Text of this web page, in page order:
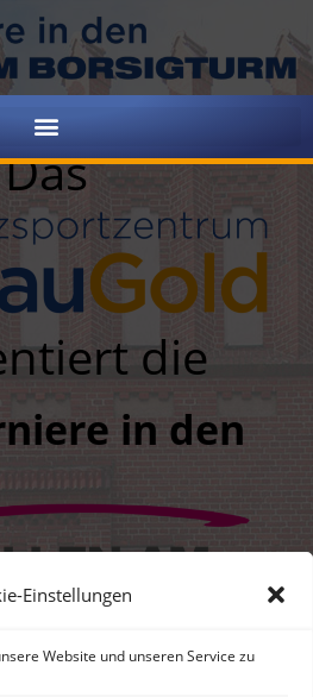
Einstellungen
Website und unseren Service zu
Das
die
in den
2026